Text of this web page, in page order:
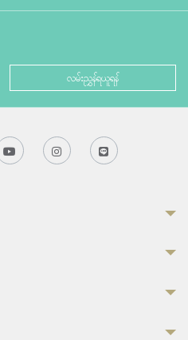
လမ်းညွှန်ရယူရန်